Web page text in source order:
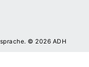
© 2026 ADH